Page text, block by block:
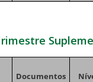
Documentos